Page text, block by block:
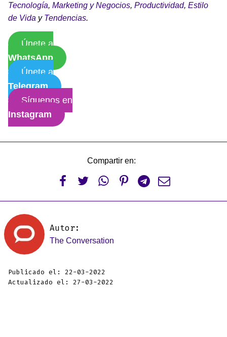
Tecnología, Marketing y Negocios, Productividad, Estilo
de Vida y Tendencias.
Únete a
WhatsApp
Únete a
Telegram
Síguenos en
Instagram
Compartir en:
     
Autor:
The Conversation
Publicado el: 22-03-2022
Actualizado el: 27-03-2022